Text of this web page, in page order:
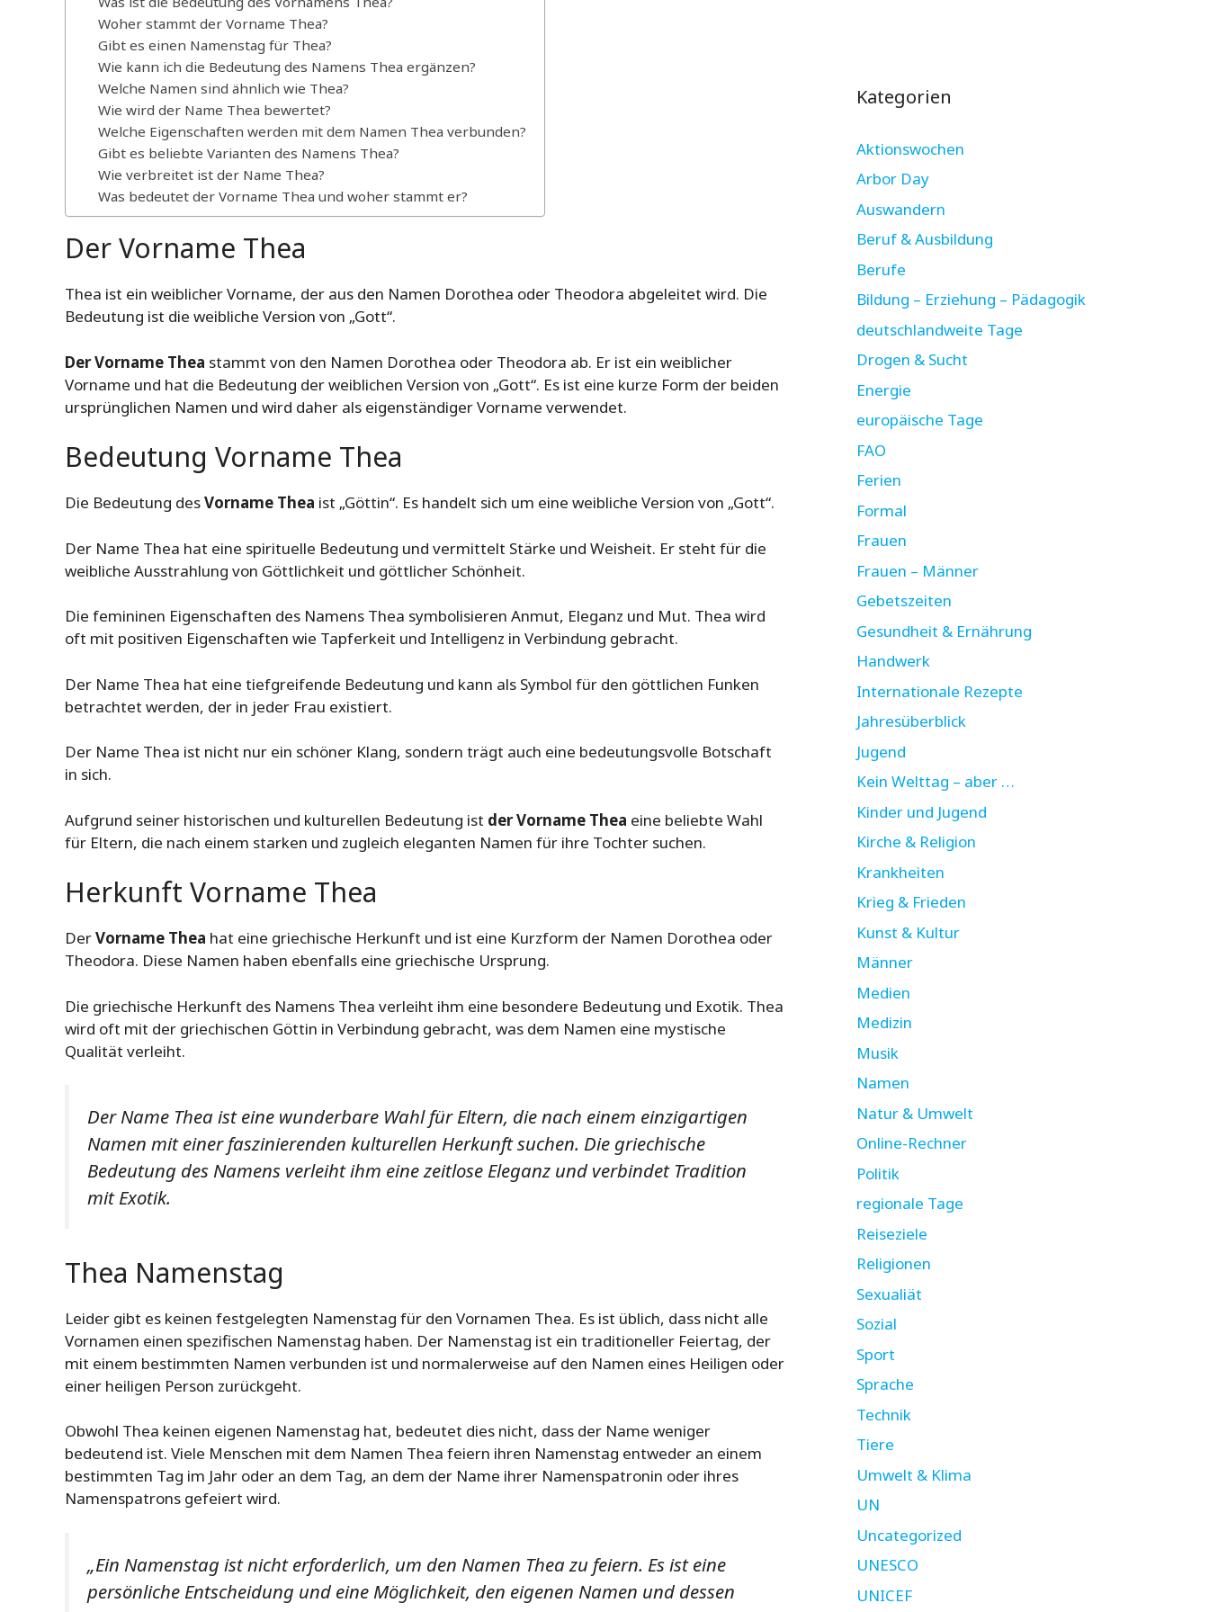
Woher stammt der Vorname Thea?
Gibt es einen Namenstag für Thea?
Wie kann ich die Bedeutung des Namens Thea ergänzen?
Welche Namen sind ähnlich wie Thea?
Wie wird der Name Thea bewertet?
Welche Eigenschaften werden mit dem Namen Thea verbunden?
Gibt es beliebte Varianten des Namens Thea?
Wie verbreitet ist der Name Thea?
Was bedeutet der Vorname Thea und woher stammt er?
Der Vorname Thea
Thea ist ein weiblicher Vorname, der aus den Namen Dorothea oder Theodora abgeleitet wird. Die
Bedeutung ist die weibliche Version von „Gott“.
Der Vorname Thea stammt von den Namen Dorothea oder Theodora ab. Er ist ein weiblicher
Vorname und hat die Bedeutung der weiblichen Version von „Gott“. Es ist eine kurze Form der beiden
ursprünglichen Namen und wird daher als eigenständiger Vorname verwendet.
Bedeutung Vorname Thea
Die Bedeutung desVorname Thea ist „Göttin“. Es handelt sich um eine weibliche Version von „Gott“.
Der Name Thea hat eine spirituelle Bedeutung und vermittelt Stärke und Weisheit. Er steht für die
weibliche Ausstrahlung von Göttlichkeit und göttlicher Schönheit.
Die femininen Eigenschaften des Namens Thea symbolisieren Anmut, Eleganz und Mut. Thea wird
oft mit positiven Eigenschaften wie Tapferkeit und Intelligenz in Verbindung gebracht.
Der Name Thea hat eine tiefgreifende Bedeutung und kann als Symbol für den göttlichen Funken
betrachtet werden, der in jeder Frau existiert.
Der Name Thea ist nicht nur ein schöner Klang, sondern trägt auch eine bedeutungsvolle Botschaft
in sich.
Aufgrund seiner historischen und kulturellen Bedeutung ist der Vorname Thea eine beliebte Wahl
für Eltern, die nach einem starken und zugleich eleganten Namen für ihre Tochter suchen.
Herkunft Vorname Thea
DerVorname Thea hat eine griechische Herkunft und ist eine Kurzform der Namen Dorothea oder
Theodora. Diese Namen haben ebenfalls eine griechische Ursprung.
Die griechische Herkunft des Namens Thea verleiht ihm eine besondere Bedeutung und Exotik. Thea
wird oft mit der griechischen Göttin in Verbindung gebracht, was dem Namen eine mystische
Qualität verleiht.
Der Name Thea ist eine wunderbare Wahl für Eltern, die nach einem einzigartigen
Namen mit einer faszinierenden kulturellen Herkunft suchen. Die griechische
Bedeutung des Namens verleiht ihm eine zeitlose Eleganz und verbindet Tradition
mit Exotik.
Thea Namenstag
Leider gibt es keinen festgelegten Namenstag für den Vornamen Thea. Es ist üblich, dass nicht alle
Vornamen einen spezifischen Namenstag haben. Der Namenstag ist ein traditioneller Feiertag, der
mit einem bestimmten Namen verbunden ist und normalerweise auf den Namen eines Heiligen oder
einer heiligen Person zurückgeht.
Obwohl Thea keinen eigenen Namenstag hat, bedeutet dies nicht, dass der Name weniger
bedeutend ist. Viele Menschen mit dem Namen Thea feiern ihren Namenstag entweder an einem
bestimmten Tag im Jahr oder an dem Tag, an dem der Name ihrer Namenspatronin oder ihres
Namenspatrons gefeiert wird.
„Ein Namenstag ist nicht erforderlich, um den Namen Thea zu feiern. Es ist eine
persönliche Entscheidung und eine Möglichkeit, den eigenen Namen und dessen
Kategorien
Aktionswochen
Arbor Day
Auswandern
Beruf & Ausbildung
Berufe
Bildung – Erziehung – Pädagogik
deutschlandweite Tage
Drogen & Sucht
Energie
europäische Tage
FAO
Ferien
Formal
Frauen
Frauen – Männer
Gebetszeiten
Gesundheit & Ernährung
Handwerk
Internationale Rezepte
Jahresüberblick
Jugend
Kein Welttag – aber …
Kinder und Jugend
Kirche & Religion
Krankheiten
Krieg & Frieden
Kunst & Kultur
Männer
Medien
Medizin
Musik
Namen
Natur & Umwelt
Online-Rechner
Politik
regionale Tage
Reiseziele
Religionen
Sexualiät
Sozial
Sport
Sprache
Technik
Tiere
Umwelt & Klima
UN
Uncategorized
UNESCO
UNICEF